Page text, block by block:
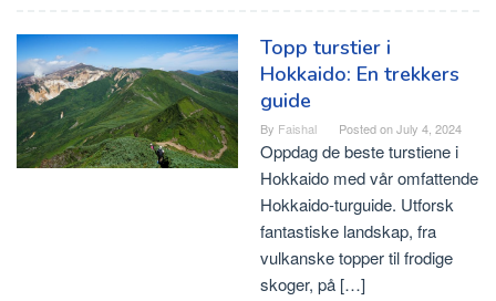
Topp turstier i
Hokkaido: En trekkers
guide
By Faishal Posted onJuly 4, 2024
Oppdag de beste turstiene i
Hokkaido med vår omfattende
Hokkaido-turguide. Utforsk
fantastiske landskap, fra
vulkanske topper til frodige
skoger, på […]